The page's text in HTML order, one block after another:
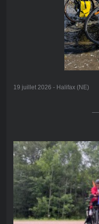
19 juillet 2026 - Halifax (NE)